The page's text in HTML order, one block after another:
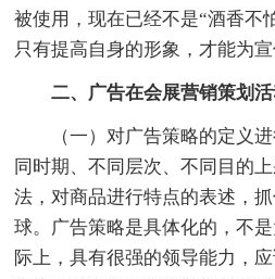
被使用，现在已经不是“酒香不
只有提高自身的形象，才能为宣
二、广告在会展营销策划
（一）对广告策略的定义进
同时期、不同层次、不同目的
法，对商品进行特点的表述，
球。广告策略是具体化的，不
际上，具有很强的领导能力，